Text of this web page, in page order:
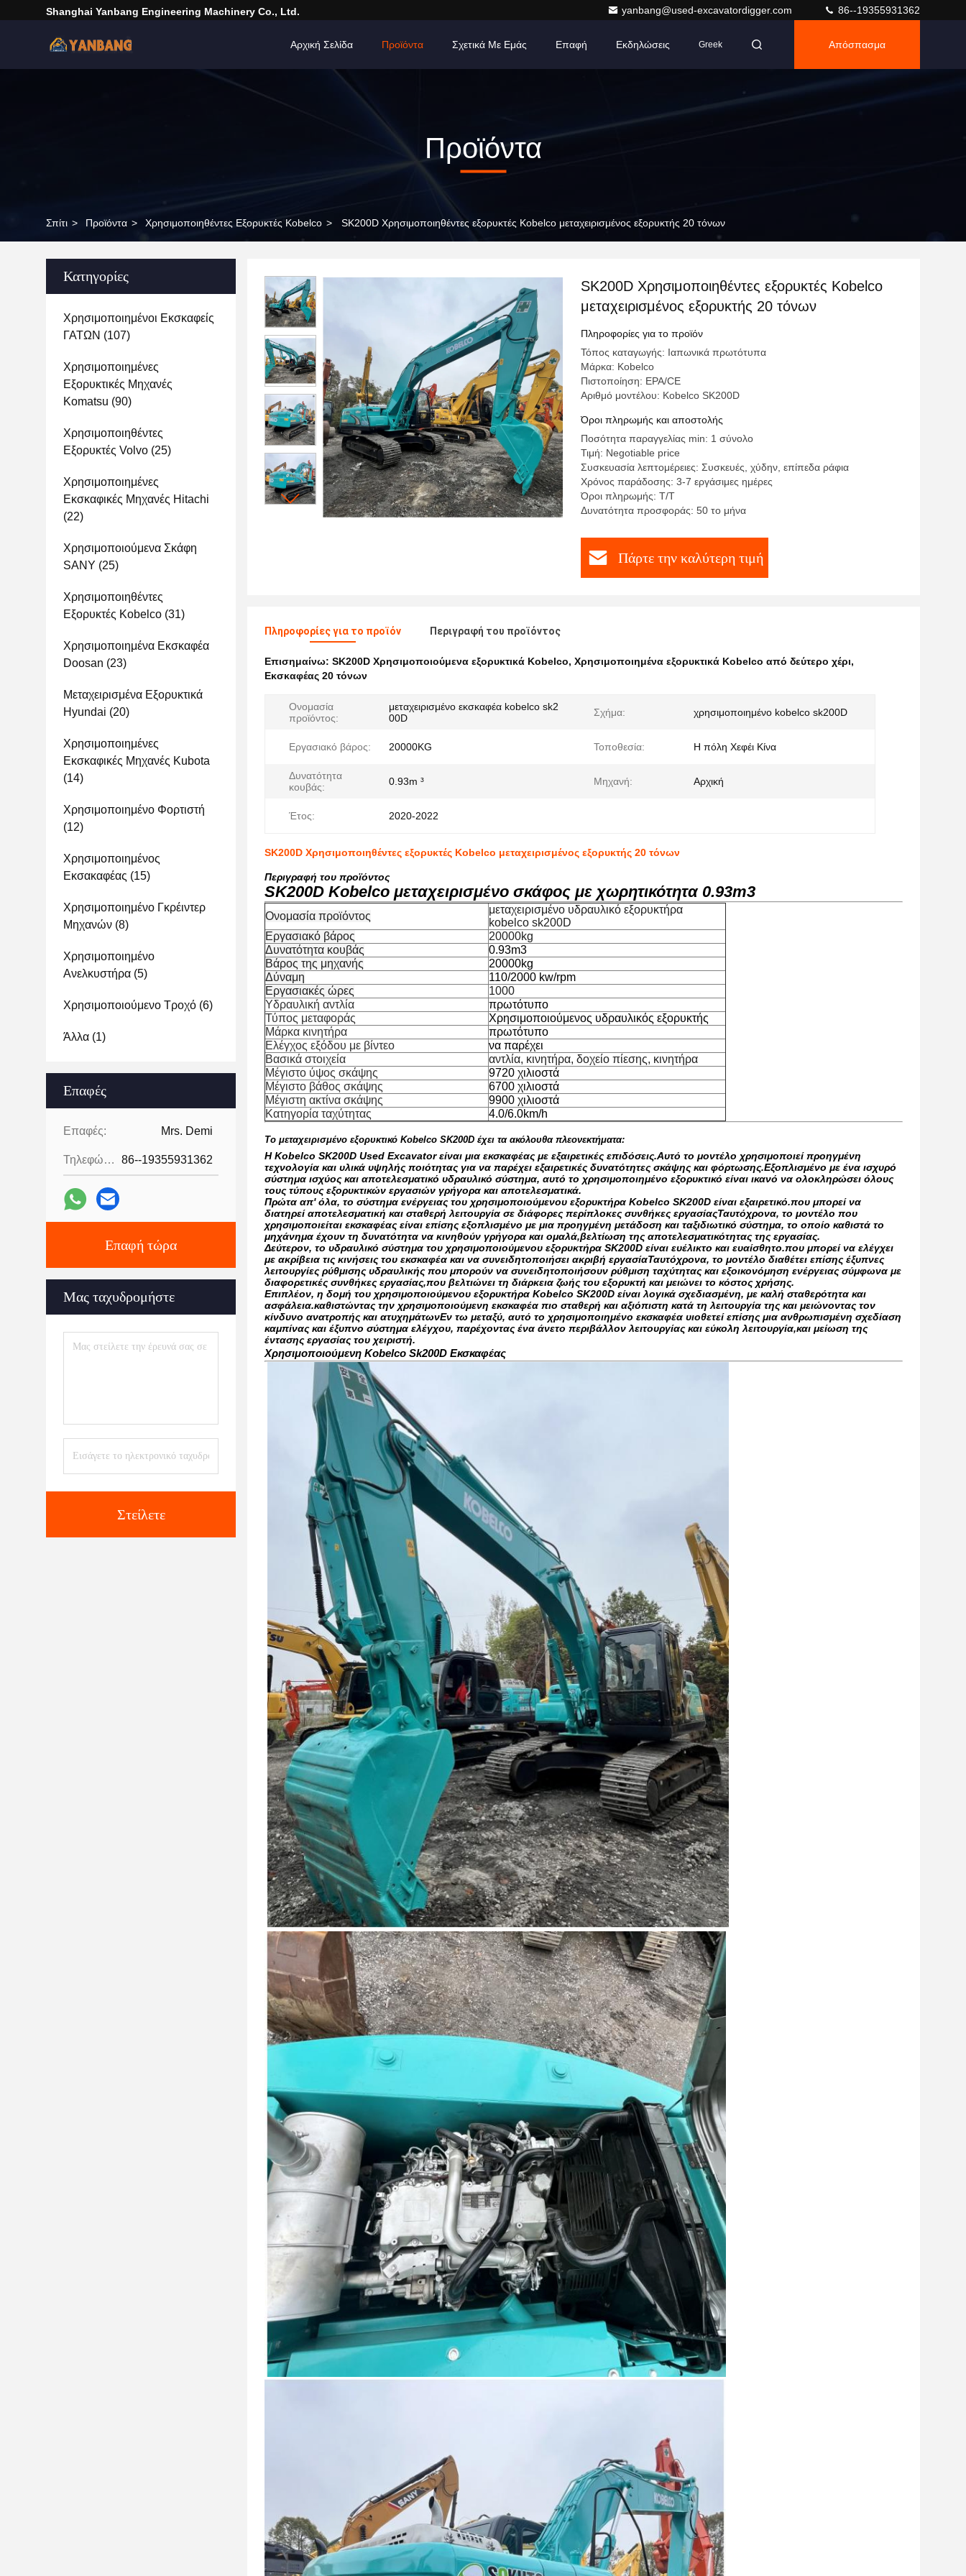
Shanghai Yanbang Engineering Machinery Co., Ltd. yanbang@used-excavatordigger.com 86--19355931362
Αρχική Σελίδα Προϊόντα Σχετικά Με Εμάς Επαφή Εκδηλώσεις Greek Απόσπασμα
Προϊόντα
Σπίτι > Προϊόντα > Χρησιμοποιηθέντες Εξορυκτές Kobelco > SK200D Χρησιμοποιηθέντες εξορυκτές Kobelco μεταχειρισμένος εξορυκτής 20 τόνων
Κατηγορίες
Χρησιμοποιημένοι Εκσκαφείς
ΓΑΤΩΝ (107)
Χρησιμοποιημένες
Εξορυκτικές Μηχανές
Komatsu (90)
Χρησιμοποιηθέντες
Εξορυκτές Volvo (25)
Χρησιμοποιημένες
Εκσκαφικές Μηχανές Hitachi
(22)
Χρησιμοποιούμενα Σκάφη
SANY (25)
Χρησιμοποιηθέντες
Εξορυκτές Kobelco (31)
Χρησιμοποιημένα Εκσκαφέα
Doosan (23)
Μεταχειρισμένα Εξορυκτικά
Hyundai (20)
Χρησιμοποιημένες
Εκσκαφικές Μηχανές Kubota
(14)
Χρησιμοποιημένο Φορτιστή
(12)
Χρησιμοποιημένος
Εκσακαφέας (15)
Χρησιμοποιημένο Γκρέιντερ
Μηχανών (8)
Χρησιμοποιημένο
Ανελκυστήρα (5)
Χρησιμοποιούμενο Τροχό (6)
Άλλα (1)
Επαφές
Επαφές: Mrs. Demi
Τηλεφώνημα: 86--19355931362
Επαφή τώρα
Μας ταχυδρομήστε
Στείλετε
SK200D Χρησιμοποιηθέντες εξορυκτές Kobelco
μεταχειρισμένος εξορυκτής 20 τόνων
Πληροφορίες για το προϊόν
Τόπος καταγωγής: Ιαπωνικά πρωτότυπα
Μάρκα: Kobelco
Πιστοποίηση: EPA/CE
Αριθμό μοντέλου: Kobelco SK200D
Όροι πληρωμής και αποστολής
Ποσότητα παραγγελίας min: 1 σύνολο
Τιμή: Negotiable price
Συσκευασία λεπτομέρειες: Συσκευές, χύδην, επίπεδα ράφια
Χρόνος παράδοσης: 3-7 εργάσιμες ημέρες
Όροι πληρωμής: Τ/Τ
Δυνατότητα προσφοράς: 50 το μήνα
Πάρτε την καλύτερη τιμή
Πληροφορίες για το προϊόν Περιγραφή του προϊόντος
Επισημαίνω: SK200D Χρησιμοποιούμενα εξορυκτικά Kobelco, Χρησιμοποιημένα εξορυκτικά Kobelco από δεύτερο χέρι,
Εκσκαφέας 20 τόνων
Ονομασία
προϊόντος:
μεταχειρισμένο εκσκαφέα kobelco sk2
00D
Σχήμα: χρησιμοποιημένο kobelco sk200D
Εργασιακό βάρος: 20000KG Τοποθεσία: Η πόλη Χεφέι Κίνα
Δυνατότητα
κουβάς:
0.93m ³ Μηχανή: Αρχική
Έτος: 2020-2022
SK200D Χρησιμοποιηθέντες εξορυκτές Kobelco μεταχειρισμένος εξορυκτής 20 τόνων
Περιγραφή του προϊόντος
SK200D Kobelco μεταχειρισμένο σκάφος με χωρητικότητα 0.93m3
Ονομασία προϊόντος
μεταχειρισμένο υδραυλικό εξορυκτήρα
kobelco sk200D
Εργασιακό βάρος
20000kg
Δυνατότητα κουβάς
0.93m3
Βάρος της μηχανής
20000kg
Δύναμη
110/2000 kw/rpm
Εργασιακές ώρες
1000
Υδραυλική αντλία
πρωτότυπο
Τύπος μεταφοράς
Χρησιμοποιούμενος υδραυλικός εξορυκτής
Μάρκα κινητήρα
πρωτότυπο
Ελέγχος εξόδου με βίντεο
να παρέχει
Βασικά στοιχεία
αντλία, κινητήρα, δοχείο πίεσης, κινητήρα
Μέγιστο ύψος σκάψης
9720 χιλιοστά
Μέγιστο βάθος σκάψης
6700 χιλιοστά
Μέγιστη ακτίνα σκάψης
9900 χιλιοστά
Κατηγορία ταχύτητας
4.0/6.0km/h
Το μεταχειρισμένο εξορυκτικό Kobelco SK200D έχει τα ακόλουθα πλεονεκτήματα:
Η Kobelco SK200D Used Excavator είναι μια εκσκαφέας με εξαιρετικές επιδόσεις.Αυτό το μοντέλο χρησιμοποιεί προηγμένη
τεχνολογία και υλικά υψηλής ποιότητας για να παρέχει εξαιρετικές δυνατότητες σκάψης και φόρτωσης.Εξοπλισμένο με ένα ισχυρό
σύστημα ισχύος και αποτελεσματικό υδραυλικό σύστημα, αυτό το χρησιμοποιημένο εξορυκτικό είναι ικανό να ολοκληρώσει όλους
τους τύπους εξορυκτικών εργασιών γρήγορα και αποτελεσματικά.
Πρώτα απ' όλα, το σύστημα ενέργειας του χρησιμοποιούμενου εξορυκτήρα Kobelco SK200D είναι εξαιρετικό.που μπορεί να
διατηρεί αποτελεσματική και σταθερή λειτουργία σε διάφορες περίπλοκες συνθήκες εργασίαςΤαυτόχρονα, το μοντέλο που
χρησιμοποιείται εκσκαφέας είναι επίσης εξοπλισμένο με μια προηγμένη μετάδοση και ταξιδιωτικό σύστημα, το οποίο καθιστά το
μηχάνημα έχουν τη δυνατότητα να κινηθούν γρήγορα και ομαλά,βελτίωση της αποτελεσματικότητας της εργασίας.
Δεύτερον, το υδραυλικό σύστημα του χρησιμοποιούμενου εξορυκτήρα SK200D είναι ευέλικτο και ευαίσθητο.που μπορεί να ελέγχει
με ακρίβεια τις κινήσεις του εκσκαφέα και να συνειδητοποιήσει ακριβή εργασίαΤαυτόχρονα, το μοντέλο διαθέτει επίσης έξυπνες
λειτουργίες ρύθμισης υδραυλικής που μπορούν να συνειδητοποιήσουν ρύθμιση ταχύτητας και εξοικονόμηση ενέργειας σύμφωνα με
διαφορετικές συνθήκες εργασίας,που βελτιώνει τη διάρκεια ζωής του εξορυκτή και μειώνει το κόστος χρήσης.
Επιπλέον, η δομή του χρησιμοποιούμενου εξορυκτήρα Kobelco SK200D είναι λογικά σχεδιασμένη, με καλή σταθερότητα και
ασφάλεια.καθιστώντας την χρησιμοποιούμενη εκσκαφέα πιο σταθερή και αξιόπιστη κατά τη λειτουργία της και μειώνοντας τον
κίνδυνο ανατροπής και ατυχημάτωνΕν τω μεταξύ, αυτό το χρησιμοποιημένο εκσκαφέα υιοθετεί επίσης μια ανθρωπισμένη σχεδίαση
καμπίνας και έξυπνο σύστημα ελέγχου, παρέχοντας ένα άνετο περιβάλλον λειτουργίας και εύκολη λειτουργία,και μείωση της
έντασης εργασίας του χειριστή.
Χρησιμοποιούμενη Kobelco Sk200D Εκσκαφέας